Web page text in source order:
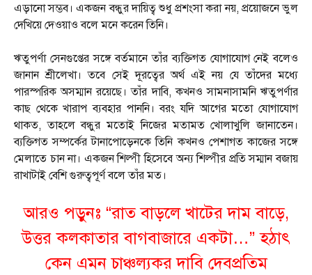
এড়ানো সম্ভব। একজন বন্ধুর দায়িত্ব শুধু প্রশংসা করা নয়, প্রয়োজনে ভুল
দেখিয়ে দেওয়াও বলে মনে করেন তিনি।
ঋতুপর্ণা সেনগুপ্তের সঙ্গে বর্তমানে তাঁর ব্যক্তিগত যোগাযোগ নেই বলেও
জানান শ্রীলেখা। তবে সেই দূরত্বের অর্থ এই নয় যে তাঁদের মধ্যে
পারস্পরিক অসম্মান রয়েছে। তাঁর দাবি, কখনও সামনাসামনি ঋতুপর্ণার
কাছ থেকে খারাপ ব্যবহার পাননি। বরং যদি আগের মতো যোগাযোগ
থাকত, তাহলে বন্ধুর মতোই নিজের মতামত খোলাখুলি জানাতেন।
ব্যক্তিগত সম্পর্কের টানাপোড়েনকে তিনি কখনও পেশাগত কাজের সঙ্গে
মেলাতে চান না। একজন শিল্পী হিসেবে অন্য শিল্পীর প্রতি সম্মান বজায়
রাখাটাই বেশি গুরুত্বপূর্ণ বলে তাঁর মত।
আরও পড়ুনঃ “রাত বাড়লে খাটের দাম বাড়ে,
উত্তর কলকাতার বাগবাজারে একটা…” হঠাৎ
কেন এমন চাঞ্চল্যকর দাবি দেবপ্রতিম